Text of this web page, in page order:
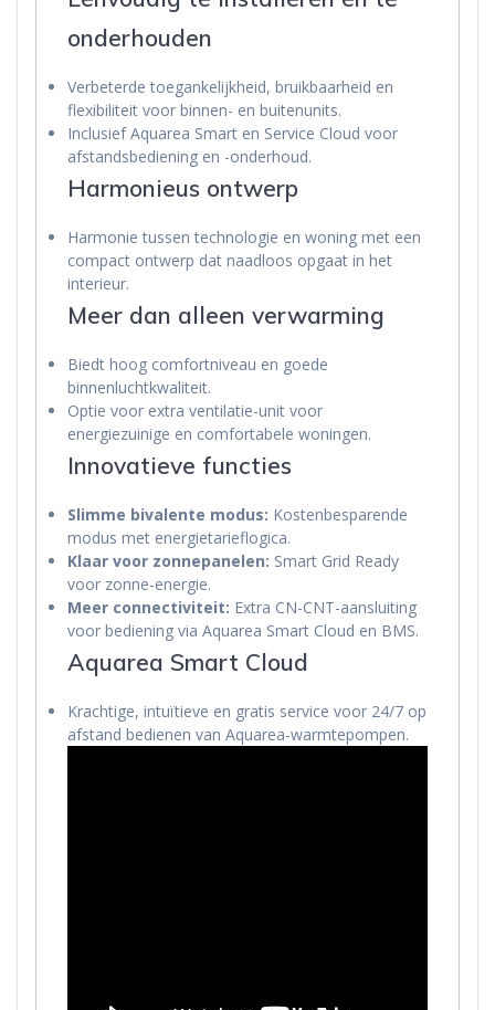
onderhouden
Verbeterde toegankelijkheid, bruikbaarheid en
flexibiliteit voor binnen- en buitenunits.
Inclusief Aquarea Smart en Service Cloud voor
afstandsbediening en -onderhoud.
Harmonieus ontwerp
Harmonie tussen technologie en woning met een
compact ontwerp dat naadloos opgaat in het
interieur.
Meer dan alleen verwarming
Biedt hoog comfortniveau en goede
binnenluchtkwaliteit.
Optie voor extra ventilatie-unit voor
energiezuinige en comfortabele woningen.
Innovatieve functies
Slimme bivalente modus: Kostenbesparende
modus met energietarieflogica.
Klaar voor zonnepanelen: Smart Grid Ready
voor zonne-energie.
Meer connectiviteit: Extra CN-CNT-aansluiting
voor bediening via Aquarea Smart Cloud en BMS.
Aquarea Smart Cloud
Krachtige, intuïtieve en gratis service voor 24/7 op
afstand bedienen van Aquarea-warmtepompen.